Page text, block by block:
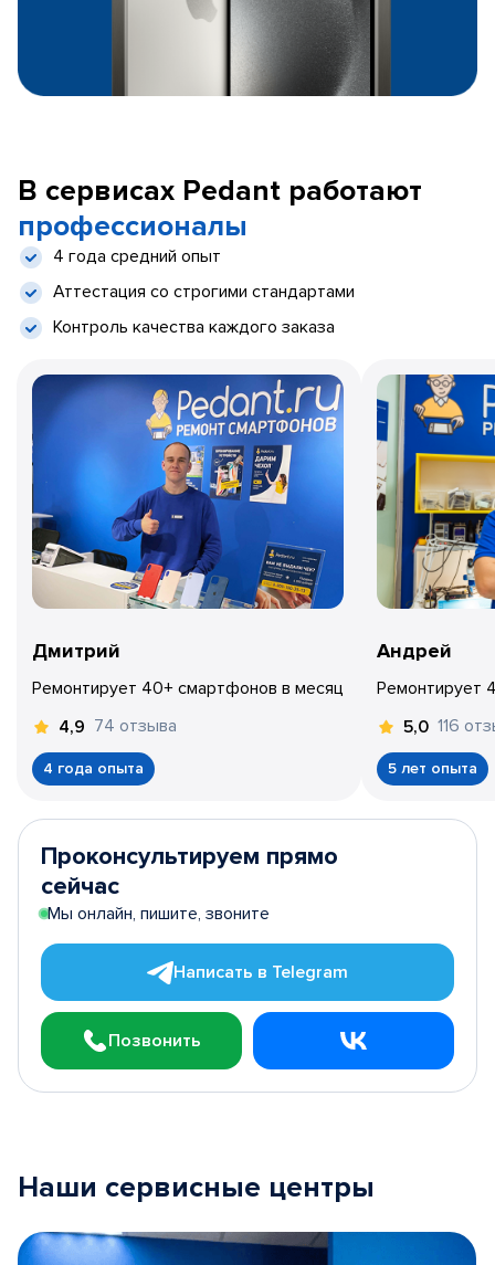
В сервисах Pedant работают
профессионалы
4 года средний опыт
Аттестация со строгими стандартами
Контроль качества каждого заказа
Дмитрий
Ремонтирует 40+ смартфонов в месяц
4,9 74 отзыва
4 года опыта
Андрей
Ремонтирует
5,0 116
5 лет опыта
Проконсультируем прямо
сейчас
Мы онлайн, пишите, звоните
Написать в Telegram
Позвонить
Наши сервисные центры